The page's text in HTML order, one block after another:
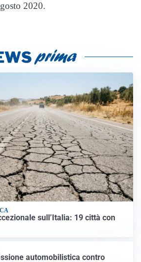
2020.
sull’Italia: 19 città con
automobilistica contro